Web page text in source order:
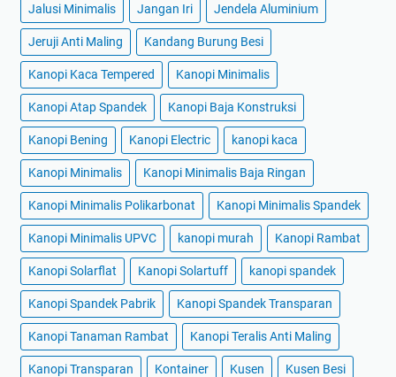
Jalusi Minimalis Jangan Iri Jendela Aluminium
Jeruji Anti Maling Kandang Burung Besi
Kanopi Kaca Tempered Kanopi Minimalis
Kanopi Atap Spandek Kanopi Baja Konstruksi
Kanopi Bening Kanopi Electric kanopi kaca
Kanopi Minimalis Kanopi Minimalis Baja Ringan
Kanopi Minimalis Polikarbonat Kanopi Minimalis Spandek
Kanopi Minimalis UPVC kanopi murah Kanopi Rambat
Kanopi Solarflat Kanopi Solartuff kanopi spandek
Kanopi Spandek Pabrik Kanopi Spandek Transparan
Kanopi Tanaman Rambat Kanopi Teralis Anti Maling
Kanopi Transparan Kontainer Kusen Kusen Besi